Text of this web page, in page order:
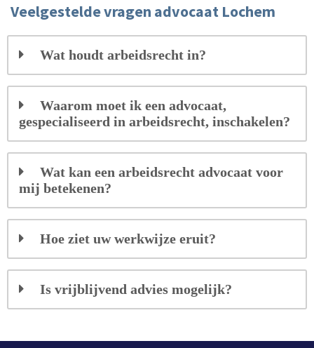
Veelgestelde vragen advocaat Lochem
Wat houdt arbeidsrecht in?
Waarom moet ik een advocaat,
gespecialiseerd in arbeidsrecht, inschakelen?
Wat kan een arbeidsrecht advocaat voor
mij betekenen?
Hoe ziet uw werkwijze eruit?
Is vrijblijvend advies mogelijk?